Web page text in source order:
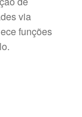
via
funções